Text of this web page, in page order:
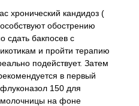
хронический кандидоз (
обострению
сдать бакпосев с
и пройти терапию
подействует. Затем
в первый
150 для
молочницы на фоне